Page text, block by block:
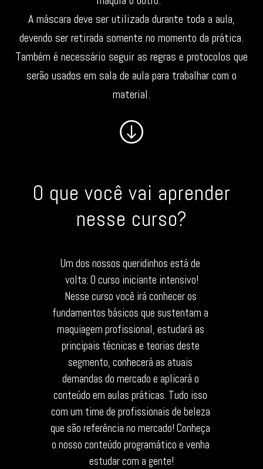
A máscara deve ser utilizada durante toda a aula,
devendo ser retirada somente no momento da prática.
Também é necessário seguir as regras e protocolos que
serão usados ​​em sala de aula para trabalhar com o
material.
O que você vai aprender
nesse curso?
Um dos nossos queridinhos está de
volta: O curso iniciante intensivo!
Nesse curso você irá conhecer os
fundamentos básicos que sustentam a
maquiagem profissional, estudará as
principais técnicas e teorias deste
segmento, conhecerá as atuais
demandas do mercado e aplicará o
conteúdo em aulas práticas. Tudo isso
com um time de profissionais de beleza
que são referência no mercado! Conheça
o nosso conteúdo programático e venha
estudar com a gente!